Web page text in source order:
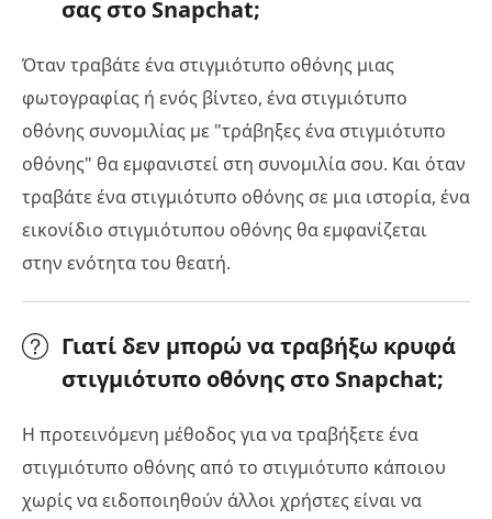
σας στο Snapchat;
Όταν τραβάτε ένα στιγμιότυπο οθόνης μιας
φωτογραφίας ή ενός βίντεο, ένα στιγμιότυπο
οθόνης συνομιλίας με "τράβηξες ένα στιγμιότυπο
οθόνης" θα εμφανιστεί στη συνομιλία σου. Και όταν
τραβάτε ένα στιγμιότυπο οθόνης σε μια ιστορία, ένα
εικονίδιο στιγμιότυπου οθόνης θα εμφανίζεται
στην ενότητα του θεατή.
Γιατί δεν μπορώ να τραβήξω κρυφά
στιγμιότυπο οθόνης στο Snapchat;
Η προτεινόμενη μέθοδος για να τραβήξετε ένα
στιγμιότυπο οθόνης από το στιγμιότυπο κάποιου
χωρίς να ειδοποιηθούν άλλοι χρήστες είναι να